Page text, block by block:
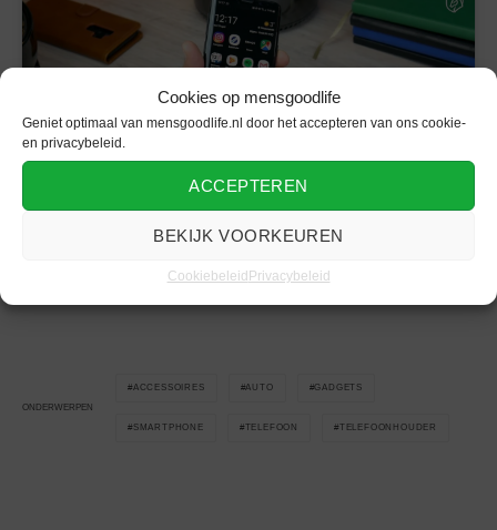
Cookies op mensgoodlife
Geniet optimaal van mensgoodlife.nl door het accepteren van ons cookie-
en privacybeleid.
ACCEPTEREN
BEKIJK VOORKEUREN
Cookiebeleid Privacybeleid
Klik om marketing cookies te accepteren
en deze inhoud in te schakelen
auto’s voor mannen op lifestyle nieuws voor
ONDERWERPEN
ACCESSOIRES AUTO GADGETS
SMARTPHONE TELEFOON TELEFOONHOUDER